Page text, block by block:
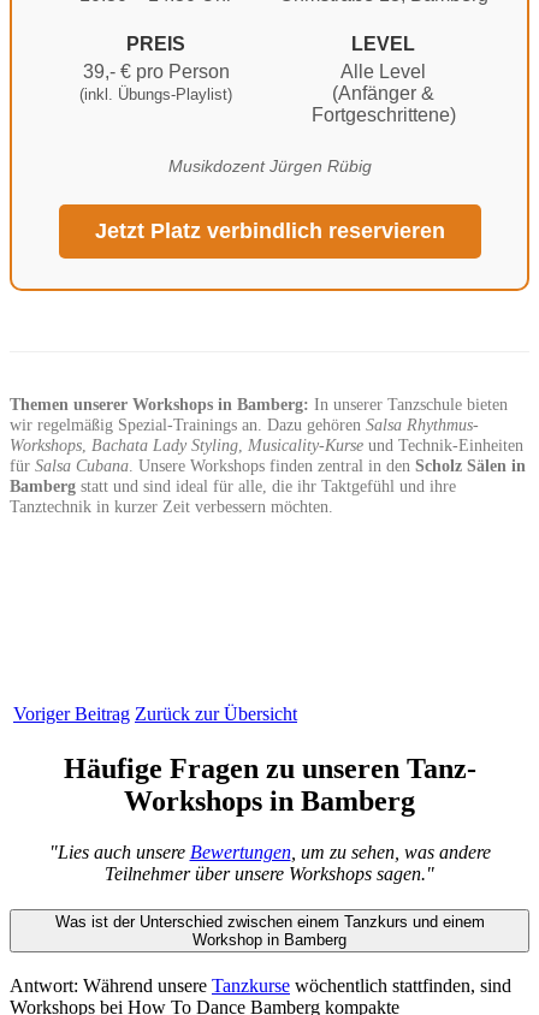
PREIS
39,- € pro Person
(inkl. Übungs-Playlist)
LEVEL
Alle Level
(Anfänger &
Fortgeschrittene)
Musikdozent Jürgen Rübig
Jetzt Platz verbindlich reservieren
Themen unserer Workshops in Bamberg: In unserer Tanzschule bieten
wir regelmäßig Spezial-Trainings an. Dazu gehören Salsa Rhythmus-
Workshops Bachata Lady Styling Musicality-Kurse und Technik-Einheiten
für Salsa Cubana . Unsere Workshops finden zentral in den Scholz Sälen in
Bamberg statt und sind ideal für alle, die ihr Taktgefühl und ihre
Tanztechnik in kurzer Zeit verbessern möchten.
Voriger Beitrag Zurück zur Übersicht
Häufige Fragen zu unseren Tanz-
Workshops in Bamberg
"Lies auch unsere Bewertungen, um zu sehen, was andere
Teilnehmer über unsere Workshops sagen."
Was ist der Unterschied zwischen einem Tanzkurs und einem
Workshop in Bamberg
Antwort: Während unsere Tanzkurse wöchentlich stattfinden, sind
Workshops bei How To Dance Bamberg kompakte